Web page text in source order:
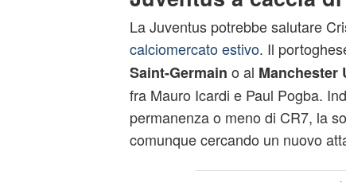
La Juventus potrebbe salutare
calciomercato estivo. Il
Saint-Germain o al Manchester
fra Mauro Icardi e Paul Pogba.
permanenza o meno di CR7, la
comunque cercando un nuovo